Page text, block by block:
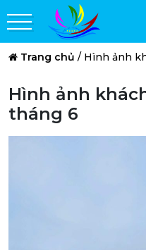
Trang chủ / Hình ảnh
Hình ảnh
tháng 6